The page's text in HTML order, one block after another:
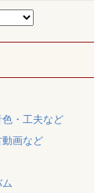
・工夫など
画など